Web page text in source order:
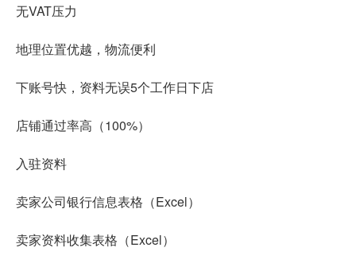
无VAT压力
地理位置优越，物流便利
下账号快，资料无误5个工作日下店
店铺通过率高（100%）
入驻资料
卖家公司银行信息表格（Excel）
卖家资料收集表格（Excel）